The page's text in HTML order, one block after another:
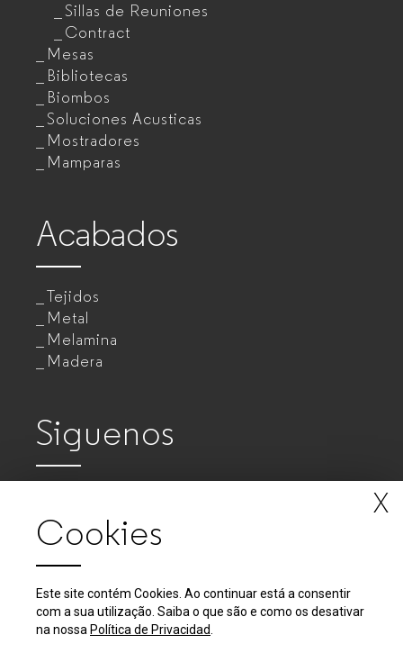
Sillas de Reuniones
Contract
Mesas
Bibliotecas
Biombos
Soluciones Acusticas
Mostradores
Mamparas
Acabados
Tejidos
Metal
Melamina
Madera
Siguenos
2018 - 2026 © GUIALMI - Empresa de Móveis Metálicos, SA
X
Cookies
Este site contém Cookies. Ao continuar está a consentir
com a sua utilização. Saiba o que são e como os desativar
na nossa Política de Privacidad